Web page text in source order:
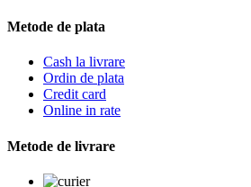
Metode de plata
Cash la livrare
Ordin de plata
Credit card
Online in rate
Metode de livrare